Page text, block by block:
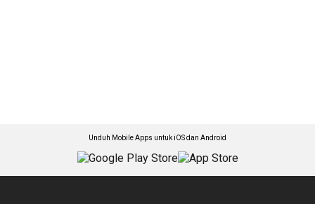
Unduh Mobile Apps untuk iOS dan Android